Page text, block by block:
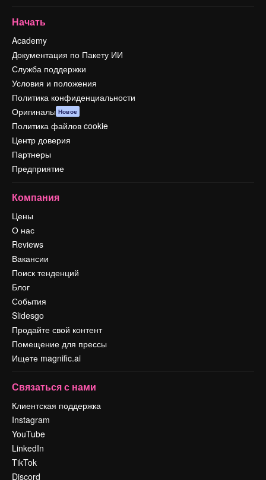
Начать
Academy
Документация по Пакету ИИ
Служба поддержки
Условия и положения
Политика конфиденциальности
Оригиналы Новое
Политика файлов cookie
Центр доверия
Партнеры
Предприятие
Компания
Цены
О нас
Reviews
Вакансии
Поиск тенденций
Блог
События
Slidesgo
Продайте свой контент
Помещение для прессы
Ищете magnific.ai
Связаться с нами
Клиентская поддержка
Instagram
YouTube
LinkedIn
TikTok
Discord